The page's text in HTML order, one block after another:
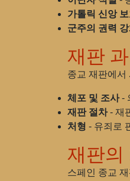
가톨릭 신앙
군주의 권력
재판
종교 재판에서
체포 및 조사-
재판 절차- 재
처형 - 유죄로
재판의
스페인 종교